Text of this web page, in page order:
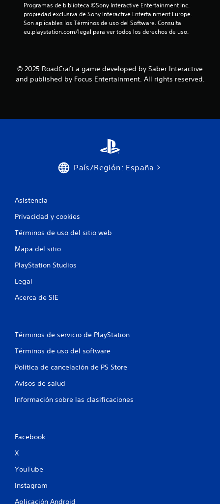
Programas de biblioteca ©Sony Interactive Entertainment Inc.
propiedad exclusiva de Sony Interactive Entertainment Europe.
Son aplicables los Términos de uso del Software. Consulta
eu.playstation.com/legal para ver todos los derechos de uso.
© 2025 RoadCraft a game developed by Saber Interactive
and published by Focus Entertainment. All rights reserved.
País/Región: España
Asistencia
Privacidad y cookies
Términos de uso del sitio web
Mapa del sitio
PlayStation Studios
Legal
Acerca de SIE
Términos de servicio de PlayStation
Términos de uso del software
Política de cancelación de PS Store
Avisos de salud
Información sobre las clasificaciones
Facebook
X
YouTube
Instagram
Aplicación Android